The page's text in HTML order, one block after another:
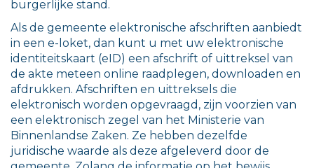
burgerlijke stand.
Als de gemeente elektronische afschriften aanbiedt
in een e-loket, dan kunt u met uw elektronische
identiteitskaart (eID) een afschrift of uittreksel van
de akte meteen online raadplegen, downloaden en
afdrukken. Afschriften en uittreksels die
elektronisch worden opgevraagd, zijn voorzien van
een elektronisch zegel van het Ministerie van
Binnenlandse Zaken. Ze hebben dezelfde
juridische waarde als deze afgeleverd door de